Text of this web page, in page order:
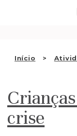
Início
QUEM
RELAÇÕES
crise